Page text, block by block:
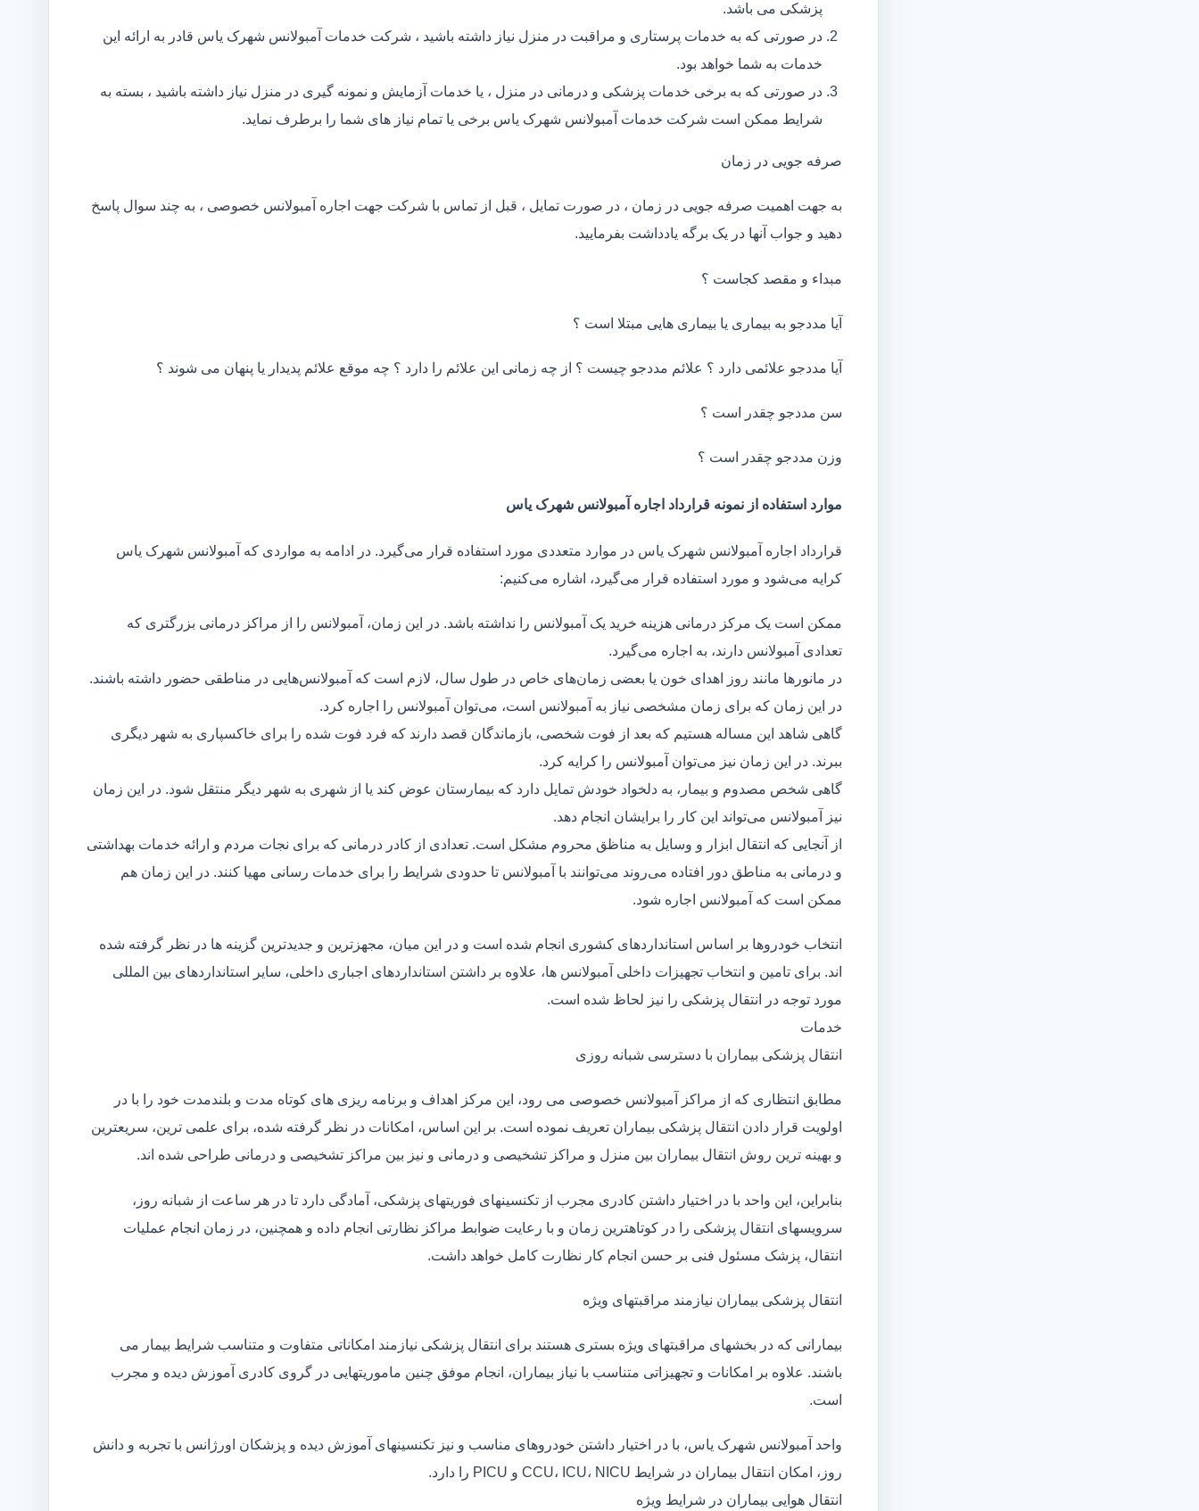
پزشکی می باشد.
در صورتی که به خدمات پرستاری و مراقبت در منزل نیاز داشته باشید ، شرکت خدمات آمبولانس شهرک یاس قادر به ارائه این
خدمات به شما خواهد بود.
در صورتی که به برخی خدمات پزشکی و درمانی در منزل ، یا خدمات آزمایش و نمونه گیری در منزل نیاز داشته باشید ، بسته به
شرایط ممکن است شرکت خدمات آمبولانس شهرک یاس برخی یا تمام نیاز های شما را برطرف نماید.
صرفه جویی در زمان
به جهت اهمیت صرفه جویی در زمان ، در صورت تمایل ، قبل از تماس با شرکت جهت اجاره آمبولانس خصوصی ، به چند سوال پاسخ
دهید و جواب آنها در یک برگه یادداشت بفرمایید.
مبداء و مقصد کجاست ؟
آیا مددجو به بیماری یا بیماری هایی مبتلا است ؟
آیا مددجو علائمی دارد ؟ علائم مددجو چیست ؟ از چه زمانی این علائم را دارد ؟ چه موقع علائم پدیدار یا پنهان می شوند ؟
سن مددجو چقدر است ؟
وزن مددجو چقدر است ؟
موارد استفاده از نمونه قرارداد اجاره آمبولانس شهرک یاس
قرارداد اجاره آمبولانس شهرک یاس در موارد متعددی مورد استفاده قرار می‌گیرد. در ادامه به مواردی که آمبولانس شهرک یاس
کرایه می‌شود و مورد استفاده قرار می‌گیرد، اشاره می‌کنیم:
ممکن است یک مرکز درمانی هزینه خرید یک آمبولانس را نداشته باشد. در این زمان، آمبولانس را از مراکز درمانی بزرگتری که
تعدادی آمبولانس دارند، به اجاره می‌گیرد.
در مانور‌ها مانند روز اهدای خون یا بعضی زمان‌های خاص در طول سال، لازم است که آمبولانس‌هایی در مناطقی حضور داشته باشند.
در این زمان که برای زمان مشخصی نیاز به آمبولانس است، می‌توان آمبولانس را اجاره کرد.
گاهی شاهد این مساله هستیم که بعد از فوت شخصی، بازماندگان قصد دارند که فرد فوت شده را برای خاکسپاری به شهر دیگری
ببرند. در این زمان نیز می‌توان آمبولانس را کرایه کرد.
گاهی شخص مصدوم و بیمار، به دلخواد خودش تمایل دارد که بیمارستان عوض کند یا از شهری به شهر دیگر منتقل شود. در این زمان
نیز آمبولانس می‌تواند این کار را برایشان انجام دهد.
از آنجایی که انتقال ابزار و وسایل به مناظق محروم مشکل است. تعدادی از کادر درمانی که برای نجات مردم و ارائه خدمات بهداشتی
و درمانی به مناطق دور افتاده می‌روند می‌توانند با آمبولانس تا حدودی شرایط را برای خدمات رسانی مهیا کنند. در این زمان هم
ممکن است که آمبولانس اجاره شود.
انتخاب خودروها بر اساس استانداردهای کشوری انجام شده است و در این میان، مجهزترین و جدیدترین گزینه ها در نظر گرفته شده
اند. برای تامین و انتخاب تجهیزات داخلی آمبولانس ها، علاوه بر داشتن استانداردهای اجباری داخلی، سایر استانداردهای بین المللی
مورد توجه در انتقال پزشکی را نیز لحاظ شده است.
خدمات
انتقال پزشکی بیماران با دسترسی شبانه روزی
مطابق انتظاری که از مراکز آمبولانس خصوصی می رود، این مرکز اهداف و برنامه ریزی های کوتاه مدت و بلندمدت خود را با در
اولویت قرار دادن انتقال پزشکی بیماران تعریف نموده است. بر این اساس، امکانات در نظر گرفته شده، برای علمی ترین، سریعترین
و بهینه ترین روش انتقال بیماران بین منزل و مراکز تشخیصی و درمانی و نیز بین مراکز تشخیصی و درمانی طراحی شده اند.
بنابراین، این واحد با در اختیار داشتن کادری مجرب از تکنسینهای فوریتهای پزشکی، آمادگی دارد تا در هر ساعت از شبانه روز،
سرویسهای انتقال پزشکی را در کوتاهترین زمان و با رعایت ضوابط مراکز نظارتی انجام داده و همچنین، در زمان انجام عملیات
انتقال، پزشک مسئول فنی بر حسن انجام کار نظارت کامل خواهد داشت.
انتقال پزشکی بیماران نیازمند مراقبتهای ویژه
بیمارانی که در بخشهای مراقبتهای ویژه بستری هستند برای انتقال پزشکی نیازمند امکاناتی متفاوت و متناسب شرایط بیمار می
باشند. علاوه بر امکانات و تجهیزاتی متناسب با نیاز بیماران، انجام موفق چنین ماموریتهایی در گروی کادری آموزش دیده و مجرب
است.
واحد آمبولانس شهرک یاس، با در اختیار داشتن خودروهای مناسب و نیز تکنسینهای آموزش دیده و پزشکان اورژانس با تجربه و دانش
روز، امکان انتقال بیماران در شرایط CCU، ICU، NICU و PICU را دارد.
انتقال هوایی بیماران در شرایط ویژه